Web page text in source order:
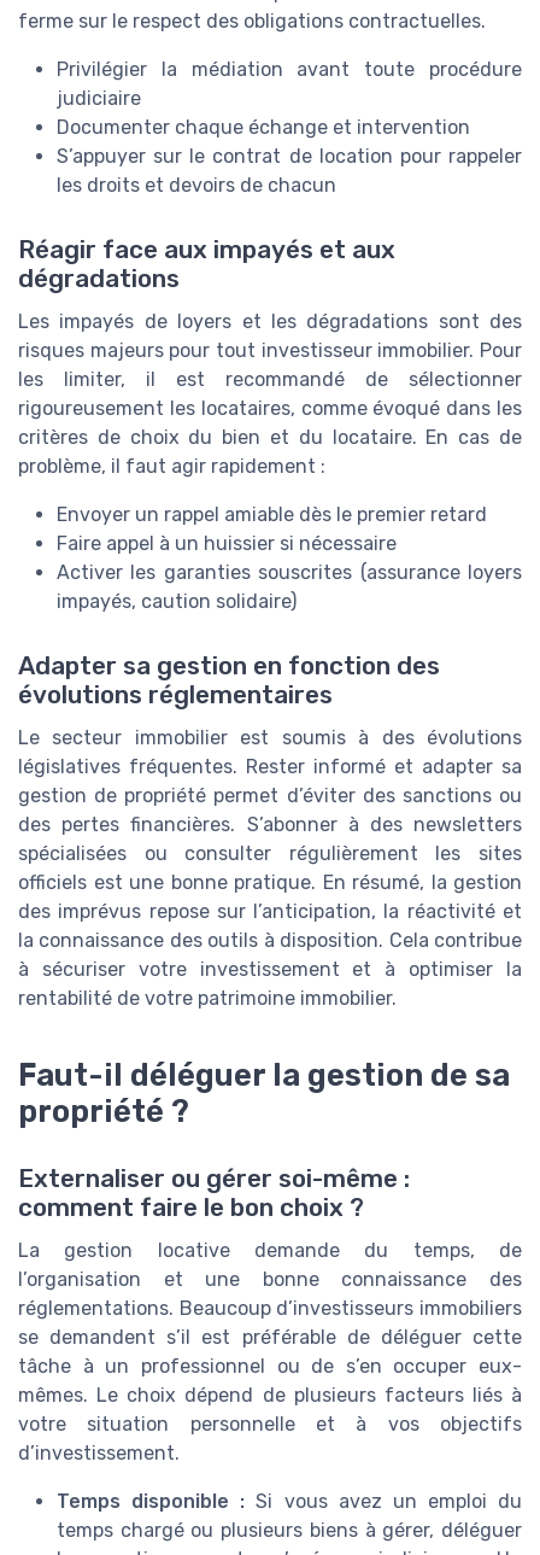
ferme sur le respect des obligations contractuelles.
Privilégier la médiation avant toute procédure
judiciaire
Documenter chaque échange et intervention
S’appuyer sur le contrat de location pour rappeler
les droits et devoirs de chacun
Réagir face aux impayés et aux
dégradations
Les impayés de loyers et les dégradations sont des
risques majeurs pour tout investisseur immobilier. Pour
les limiter, il est recommandé de sélectionner
rigoureusement les locataires, comme évoqué dans les
critères de choix du bien et du locataire. En cas de
problème, il faut agir rapidement :
Envoyer un rappel amiable dès le premier retard
Faire appel à un huissier si nécessaire
Activer les garanties souscrites (assurance loyers
impayés, caution solidaire)
Adapter sa gestion en fonction des
évolutions réglementaires
Le secteur immobilier est soumis à des évolutions
législatives fréquentes. Rester informé et adapter sa
gestion de propriété permet d’éviter des sanctions ou
des pertes financières. S’abonner à des newsletters
spécialisées ou consulter régulièrement les sites
officiels est une bonne pratique. En résumé, la gestion
des imprévus repose sur l’anticipation, la réactivité et
la connaissance des outils à disposition. Cela contribue
à sécuriser votre investissement et à optimiser la
rentabilité de votre patrimoine immobilier.
Faut-il déléguer la gestion de sa
propriété ?
Externaliser ou gérer soi-même :
comment faire le bon choix ?
La gestion locative demande du temps, de
l’organisation et une bonne connaissance des
réglementations. Beaucoup d’investisseurs immobiliers
se demandent s’il est préférable de déléguer cette
tâche à un professionnel ou de s’en occuper eux-
mêmes. Le choix dépend de plusieurs facteurs liés à
votre situation personnelle et à vos objectifs
d’investissement.
Temps disponible : Si vous avez un emploi du
temps chargé ou plusieurs biens à gérer, déléguer